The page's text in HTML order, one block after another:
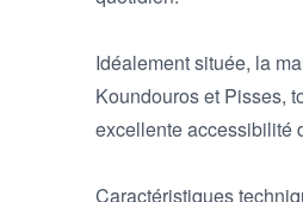
Idéalement située, la
Koundouros et Pisses,
excellente accessibilité
Caractéristiques